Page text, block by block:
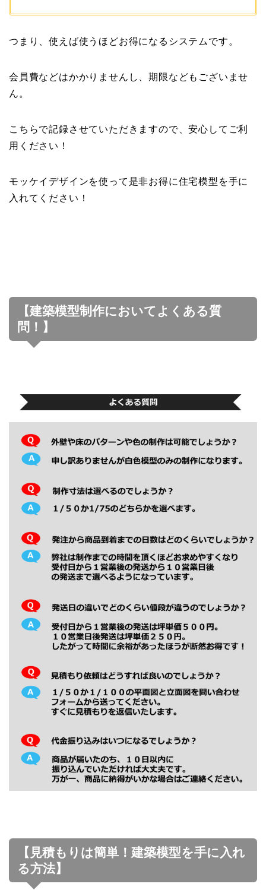
つまり、使えば使うほどお得になるシステムです。
会員費などはかかりませんし、期限などもございませ
ん。
こちらで記録させていただきますので、安心してご利
用ください！
モッケイデザインを使って是非お得に住宅模型を手に
入れてください！
【建築模型制作においてよくある質
問！】
【見積もりは簡単！建築模型を手に入れ
る方法】